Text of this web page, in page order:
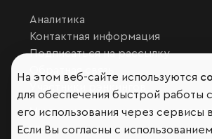
Аналитика
Контактная информация
Подписаться на рассылку
Обратная связь
Участники рэнкингов
Мы в социальных сетях и
VK
На этом веб-сайте используются
для обеспечения быстрой работы
его использования через сервисы
Если Вы согласны с